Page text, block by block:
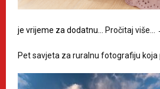
je vrijeme za dodatnu…
Pročitaj više…
Pet savjeta za ruralnu fotografiju koja